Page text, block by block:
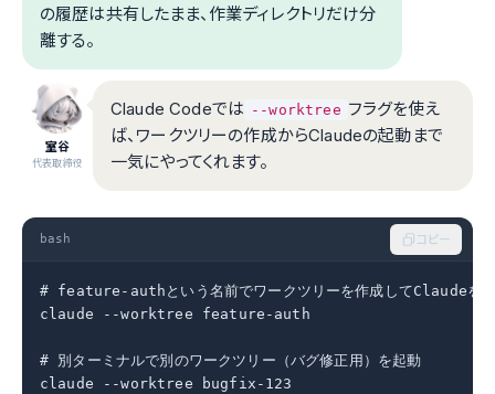
の履歴は共有したまま、作業ディレクトリだけ分
離する。
室谷
代表取締役
Claude Codeでは --worktree フラグを使え
ば、ワークツリーの作成からClaudeの起動まで
一気にやってくれます。
bash コピー
# feature-authという名前でワークツリーを作成してClaudeを
claude --worktree feature-auth
# 別ターミナルで別のワークツリー（バグ修正用）を起動
claude --worktree bugfix-123